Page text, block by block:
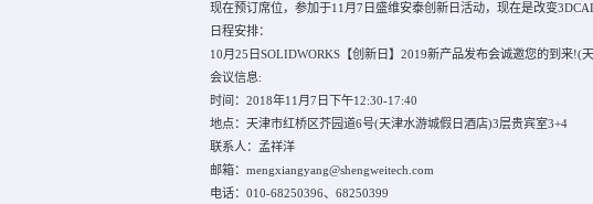
现在预订席位，参加于11月7日盛维安泰创新日活动，现在是改变
日程安排：
10月25日SOLIDWORKS【创新日】2019新产品发布会诚邀您的到来!(
会议信息:
时间：2018年11月7日下午12:30-17:40
地点：天津市红桥区芥园道6号(天津水游城假日酒店)3层贵宾室3+4
联系人：孟祥洋
邮箱：mengxiangyang@shengweitech.com
电话：010-68250396、68250399